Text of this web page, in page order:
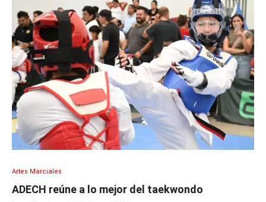
Artes Marciales
ADECH reúne a lo mejor del taekwondo